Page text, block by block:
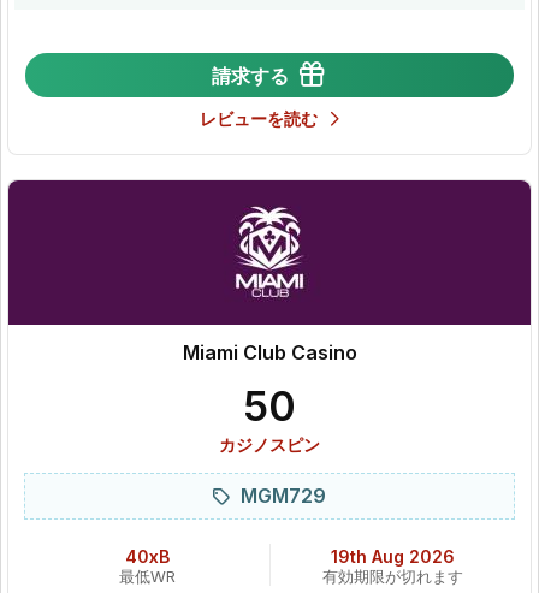
請求する
レビューを読む
Miami Club Casino
50
カジノスピン
MGM729
40xB
最低WR
19th Aug 2026
有効期限が切れます